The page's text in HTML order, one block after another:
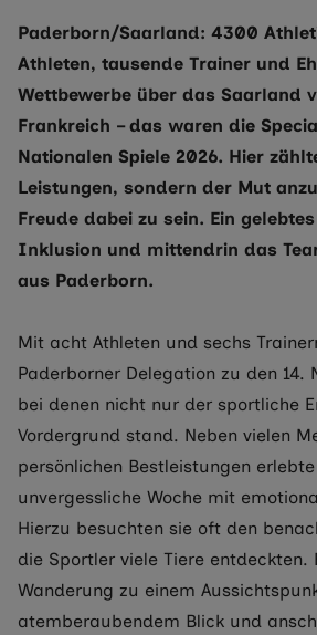
Paderborn/Saarland: 4300
Athleten, tausende Trainer und
Wettbewerbe über das Saarland
Frankreich – das waren die
Nationalen Spiele 2026. Hier
Leistungen, sondern der Mut
Freude dabei zu sein. Ein
Inklusion und mittendrin das
aus Paderborn.
Mit acht Athleten und sechs
Paderborner Delegation zu den 14.
bei denen nicht nur der sportliche
Vordergrund stand. Neben vielen
persönlichen Bestleistungen
unvergessliche Woche mit
Hierzu besuchten sie oft den
die Sportler viele Tiere entdeckten.
Wanderung zu einem
atemberaubendem Blick und